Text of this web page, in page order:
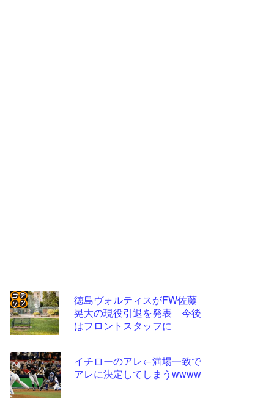
徳島ヴォルティスがFW佐藤
晃大の現役引退を発表 今後
はフロントスタッフに
イチローのアレ←満場一致で
アレに決定してしまうwwww
コテ
リン
- 固
定リ
ンク